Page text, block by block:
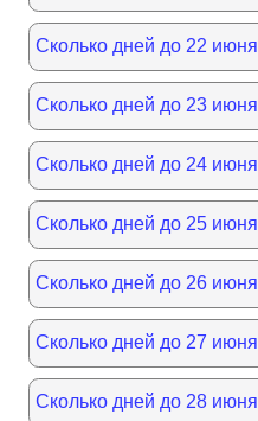
Сколько дней до 22 июня
Сколько дней до 23 июня
Сколько дней до 24 июня
Сколько дней до 25 июня
Сколько дней до 26 июня
Сколько дней до 27 июня
Сколько дней до 28 июня